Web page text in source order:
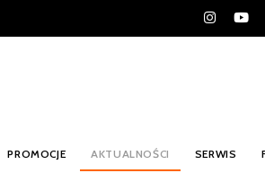
PROMOCJE AKTUALNOŚCI SERWIS